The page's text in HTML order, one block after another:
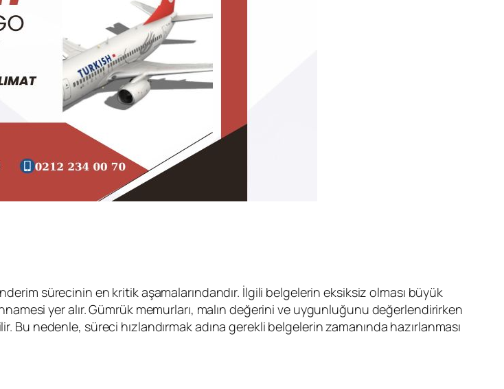
sürecinin en kritik aşamalarındandır. İlgili belgelerin eksiksiz olması büyük
yer alır. Gümrük memurları, malın değerini ve uygunluğunu değerlendirirken
nedenle, süreci hızlandırmak adına gerekli belgelerin zamanında hazırlanması